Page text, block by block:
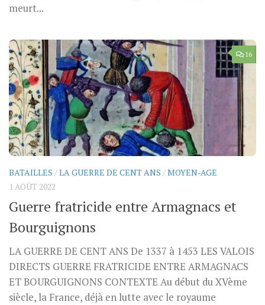
meurt...
16
BATAILLES /LA GUERRE DE CENT ANS /MOYEN-AGE
1 AOÛT 2022
Guerre fratricide entre Armagnacs et
Bourguignons
LA GUERRE DE CENT ANS De 1337 à 1453 LES VALOIS
DIRECTS GUERRE FRATRICIDE ENTRE ARMAGNACS
ET BOURGUIGNONS CONTEXTE Au début du XVème
siècle, la France, déjà en lutte avec le royaume